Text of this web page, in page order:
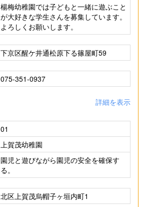
楊梅幼稚園では子どもと一緒に遊ぶこと
が大好きな学生さんを募集しています。
よろしくお願いします。
下京区醒ケ井通松原下る篠屋町59
075-351-0937
詳細を表示
01
上賀茂幼稚園
園児と遊びながら園児の安全を確保す
る。
北区上賀茂烏帽子ヶ垣内町1